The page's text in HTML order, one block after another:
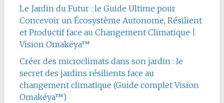
Le Jardin du Futur : le Guide Ultime pour
Concevoir un Écosystème Autonome, Résilient
et Productif face au Changement Climatique |
Vision Omakëya™
Créer des microclimats dans son jardin : le
secret des jardins résilients face au
changement climatique (Guide complet Vision
Omakëya™)